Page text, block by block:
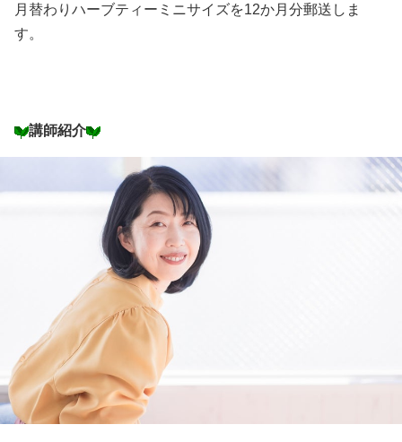
月替わりハーブティーミニサイズを12か月分郵送しま
す。
講師紹介